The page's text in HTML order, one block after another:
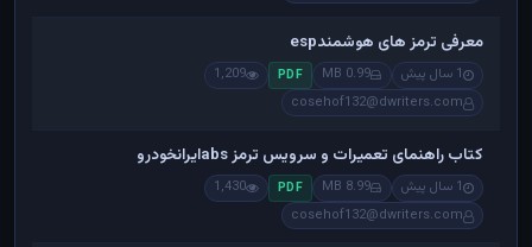
معرفی ترمز های هوشمندesp
1 سال پیش 0.99 MB
PDF
1,209
cosehof132@dwriters.com
کتاب راهنمای تعمیرات و سرویس ترمز absایرانخودرو
1 سال پیش 8.99 MB
PDF
1,430
cosehof132@dwriters.com